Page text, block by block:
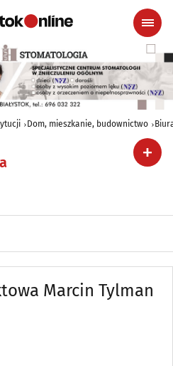
Dom, mieszkanie, budownictwo
Marcin Tylman